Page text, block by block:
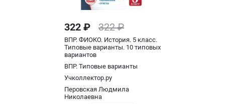
322 ₽ 322 ₽
ВПР. ФИОКО. История. 5 класс.
Типовые варианты. 10 типовых
вариантов
ВПР. Типовые варианты
Учколлектор.ру
Перовская Людмила
Николаевна